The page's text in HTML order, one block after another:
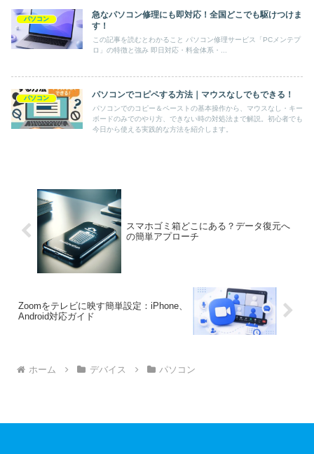
パソコン
急なパソコン修理にも即対応！全国どこでも駆けつけま
す！
この記事を読むとわかること パソコン修理サービス「PCメンテプ
ロ」の特徴と強み 即日対応・料金体系・...
パソコン パソコンでコピペする方法｜マウスなしでもできる！
パソコンでのコピー＆ペーストの基本操作から、マウスなし・キー
ボードのみでのやり方、できない時の対処法まで解説。初心者でも
今日から使える実践的な方法を紹介します。
スマホゴミ箱どこにある？データ復元へ
の簡単アプローチ
Zoomをテレビに映す簡単設定：iPhone、
Android対応ガイド
ホーム デバイス パソコン